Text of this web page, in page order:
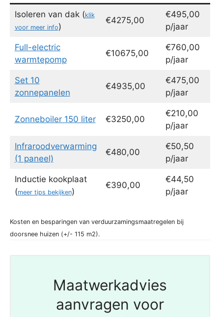
Isoleren van dak (klik
voor meer info)
€4275,00
€495,00
p/jaar
Full-electric
warmtepomp
€10675,00
€760,00
p/jaar
Set 10
zonnepanelen
€4935,00
€475,00
p/jaar
Zonneboiler 150 liter €3250,00
€210,00
p/jaar
Infraroodverwarming
(1 paneel)
€480,00
€50,50
p/jaar
Inductie kookplaat
(meer tips bekijken)
€390,00
€44,50
p/jaar
Kosten en besparingen van verduurzamingsmaatregelen bij
doorsnee huizen (+/- 115 m2).
Maatwerkadvies
aanvragen voor